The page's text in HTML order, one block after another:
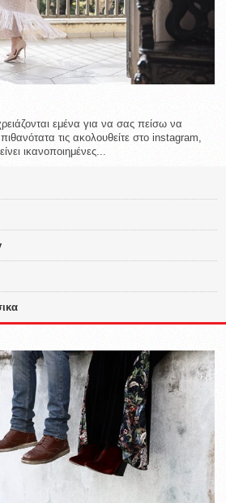
εμένα για να σας πείσω να
τις ακολουθείτε στο instagram,
ικανοποιημένες...